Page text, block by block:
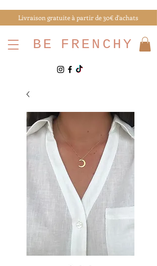
Livraison gratuite à partir de 30€ d'achats
BE FRENCHY